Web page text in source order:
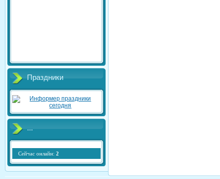
Праздники
...
Сейчас онлайн: 2